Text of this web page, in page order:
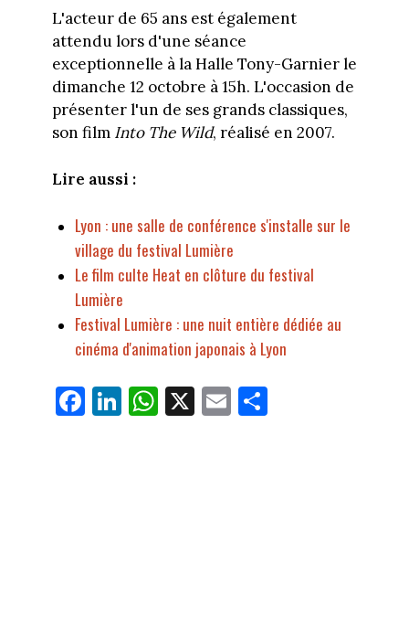
L'acteur de 65 ans est également
attendu lors d'une séance
exceptionnelle à la Halle Tony-Garnier le
dimanche 12 octobre à 15h. L'occasion de
présenter l'un de ses grands classiques,
son film Into The Wild, réalisé en 2007.
Lire aussi :
Lyon : une salle de conférence s'installe sur le
village du festival Lumière
Le film culte Heat en clôture du festival
Lumière
Festival Lumière : une nuit entière dédiée au
cinéma d'animation japonais à Lyon
Fa
ce
Li
nk
W
ha
X E
m
Pa
rt